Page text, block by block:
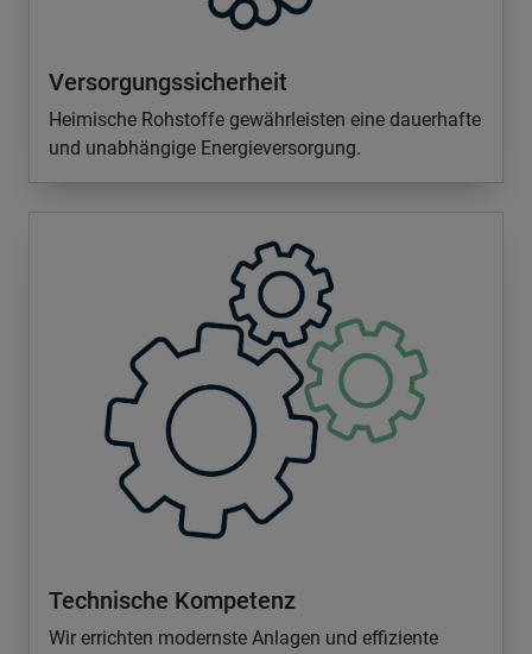
Versorgungssicherheit
Heimische Rohstoffe gewährleisten eine dauerhafte
und unabhängige Energieversorgung.
Technische Kompetenz
Wir errichten modernste Anlagen und effiziente